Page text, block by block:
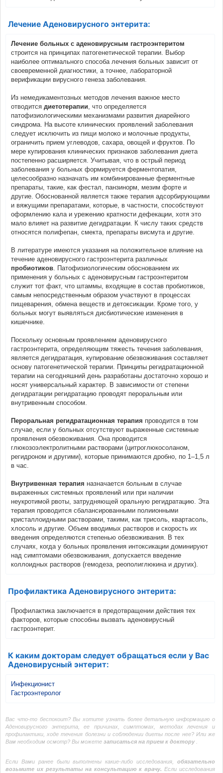
Лечение Аденовирусного энтерита:
Лечение больных с аденовирусным гастроэнтеритом
строится на принципах патогенетической терапии. Выбор
наиболее оптимального способа лечения больных зависит от
своевременной диагностики, а точнее, лабораторной
верификации вирусного генеза заболевания.
Из немедикаментозных методов лечения важное место
отводится диетотерапии, что определяется
патофизиологическими механизмами развития диарейного
синдрома. На высоте клинических проявлений заболевания
следует исключить из пищи молоко и молочные продукты,
ограничить прием углеводов, сахара, овощей и фруктов. По
мере купирования клинических признаков заболевания диета
постепенно расширяется. Учитывая, что в острый период
заболевания у больных формируется ферментопатия,
целесообразно назначать им комбинированные ферментные
препараты, такие, как фестал, панзинорм, мезим форте и
другие. Обоснованной является также терапия адсорбирующими
и вяжущими препаратами, которые, в частности, способствуют
оформлению кала и урежению кратности дефекации, хотя это
мало влияет на развитие дегидратации. К числу таких средств
относятся полифепан, смекта, препараты висмута и другие.
В литературе имеются указания на положительное влияние на
течение аденовирусного гастроэнтерита различных
пробиотиков. Патофизиологическим обоснованием их
применения у больных с аденовирусным гастроэнтеритом
служит тот факт, что штаммы, входящие в состав пробиотиков,
самым непосредственным образом участвуют в процессах
пищеварения, обмена веществ и детоксикации. Кроме того, у
больных могут выявляться дисбиотические изменения в
кишечнике.
Поскольку основным проявлением аденовирусного
гастроэнтерита, определяющим тяжесть течения заболевания,
является дегидратация, купирование обезвоживания составляет
основу патогенетической терапии. Принципы регидратационной
терапии на сегодняшний день разработаны достаточно хорошо и
носят универсальный характер. В зависимости от степени
дегидратации регидратацию проводят пероральным или
внутривенным способом.
Пероральная регидратационная терапия проводится в том
случае, если у больных отсутствуют выраженные системные
проявления обезвоживания. Она проводится
глюкозоэлектролитными растворами (цитроглюкосоланом,
регидроном и другими), которые принимаются дробно, по 1–1,5 л
в час.
Внутривенная терапия назначается больным в случае
выраженных системных проявлений или при наличии
неукротимой рвоты, затрудняющей оральную регидратацию. Эта
терапия проводится сбалансированными полиионными
кристаллоидными растворами, такими, как трисоль, квартасоль,
хлосоль и другие. Объем вводимых растворов и скорость их
введения определяются степенью обезвоживания. В тех
случаях, когда у больных проявления интоксикации доминируют
над симптомами обезвоживания, допускается введение
коллоидных растворов (гемодеза, реополиглюкина и других).
Профилактика Аденовирусного энтерита:
Профилактика заключается в предотвращении действия тех
факторов, которые способны вызвать аденовирусный
гастроэнтерит.
К каким докторам следует обращаться если у Вас
Аденовирусный энтерит:
Инфекционист
Гастроэнтеролог
Вас что-то беспокоит? Вы хотите узнать более детальную информацию о
Аденовирусного энтерита, ее причинах, симптомах, методах лечения и
профилактики, ходе течения болезни и соблюдении диеты после нее? Или же
Вам необходим осмотр? Вы можете записаться на прием к доктору
Если Вами ранее были выполнены какие-либо исследования, обязательно
возьмите их результаты на консультацию к врачу. Если исследования